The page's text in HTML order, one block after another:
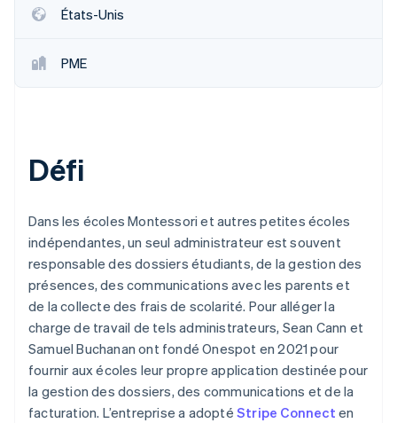
États-Unis
PME
Défi
Dans les écoles Montessori et autres petites écoles
indépendantes, un seul administrateur est souvent
responsable des dossiers étudiants, de la gestion des
présences, des communications avec les parents et
de la collecte des frais de scolarité. Pour alléger la
charge de travail de tels administrateurs, Sean Cann et
Samuel Buchanan ont fondé Onespot en 2021 pour
fournir aux écoles leur propre application destinée pour
la gestion des dossiers, des communications et de la
facturation. L’entreprise a adopté Stripe Connect en